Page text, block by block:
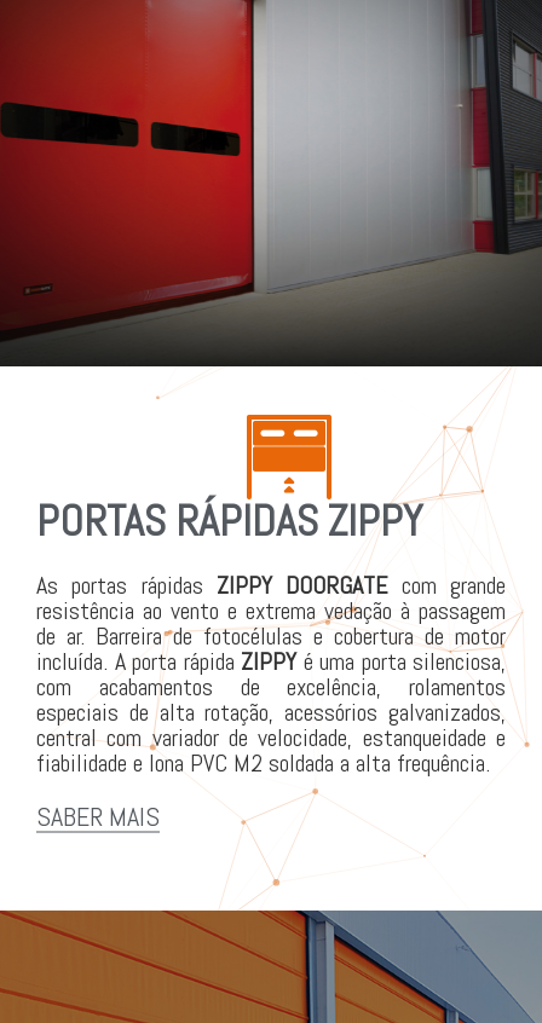
PORTAS RÁPIDAS ZIPPY
As portas rápidas ZIPPY DOORGATEcom grande
resistência ao vento e extrema vedação à passagem
de ar. Barreira de fotocélulas e cobertura de motor
incluída. A porta rápida ZIPPYé uma porta silenciosa,
com acabamentos de excelência, rolamentos
especiais de alta rotação, acessórios galvanizados,
central com variador de velocidade, estanqueidade e
fiabilidade e lona PVC M2 soldada a alta frequência.
SABER MAIS